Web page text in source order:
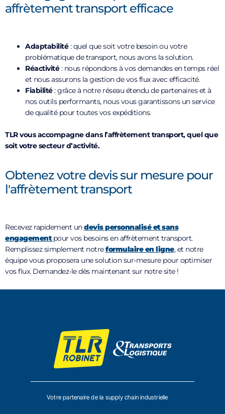
affrètement transport efficace
Adaptabilité: quel que soit votre besoin ou votre
problématique de transport, nous avons la solution.
Réactivité: nous répondons à vos demandes en temps réel
et nous assurons la gestion de vos flux avec efficacité.
Fiabilité: grâce à notre réseau étendu de partenaires et à
nos outils performants, nous vous garantissons un service
de qualité pour toutes vos expéditions.
TLR vous accompagne dans l’affrètement transport, quel que
soit votre secteur d’activité.
Obtenez votre devis sur mesure pour
l'affrètement transport
Recevez rapidement undevis personnalisé et sans
engagementpour vos besoins en affrètement transport.
Remplissez simplement notreformulaire en ligne, et notre
équipe vous proposera une solution sur-mesure pour optimiser
vos flux. Demandez-le dès maintenant sur notre site !
Votre partenaire de la supply chain industrielle